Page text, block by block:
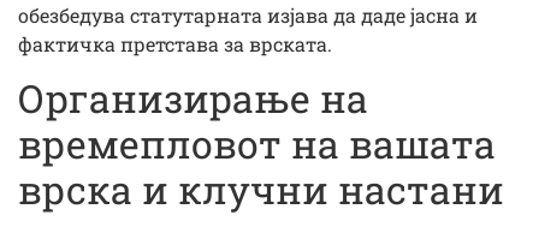
обезбедува статутарната изјава да даде јасна и
фактичка претстава за врската.
Организирање на
времепловот на вашата
врска и клучни настани